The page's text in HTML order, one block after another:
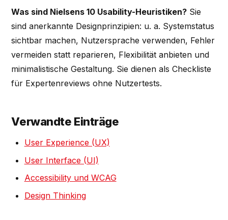
Was sind Nielsens 10 Usability-Heuristiken? Sie
sind anerkannte Designprinzipien: u. a. Systemstatus
sichtbar machen, Nutzersprache verwenden, Fehler
vermeiden statt reparieren, Flexibilität anbieten und
minimalistische Gestaltung. Sie dienen als Checkliste
für Expertenreviews ohne Nutzertests.
Verwandte Einträge
User Experience (UX)
User Interface (UI)
Accessibility und WCAG
Design Thinking